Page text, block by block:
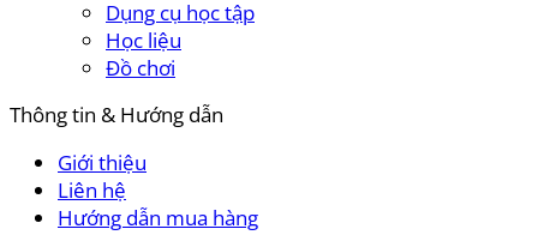
Dụng cụ học tập
Học liệu
Đồ chơi
Thông tin & Hướng dẫn
Giới thiệu
Liên hệ
Hướng dẫn mua hàng